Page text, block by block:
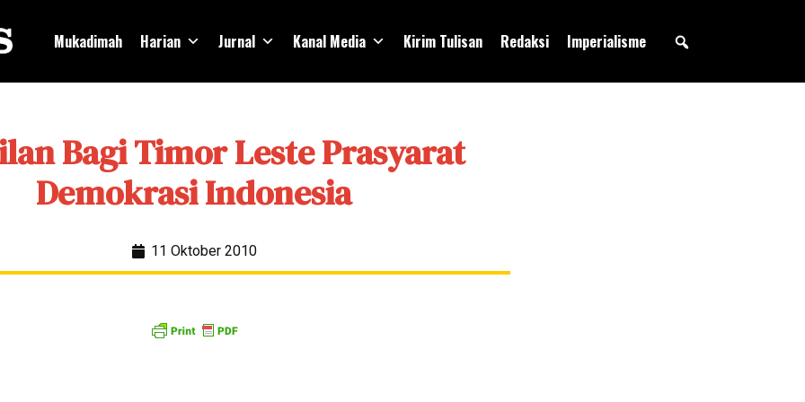
Mukadimah Harian Jurnal Kanal Media Kirim Tulisan Redaksi Imperialisme
Bagi Timor Leste Prasyarat
Demokrasi Indonesia
11 Oktober 2010